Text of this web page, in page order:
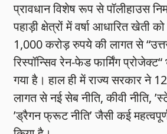
प्रावधान विशेष रूप से पॉलीहाउस
पहाड़ी क्षेत्रों में वर्षा आधारित खेती
1,000 करोड़ रुपये की लागत से
रिस्पॉन्सिव रेन-फेड फार्मिंग
गया है। हाल ही में राज्य सरकार ने
लागत से नई सेब नीति, कीवी नीति,
’ड्रैगन फ्रूट नीति’ जैसी कई